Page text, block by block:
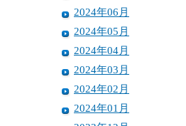
2024年06月
2024年05月
2024年04月
2024年03月
2024年02月
2024年01月